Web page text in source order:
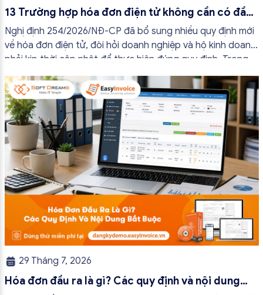
13 Trường hợp hóa đơn điện tử không cần có đầy
đủ nội dung từ 01/7/2026
Nghị định 254/2026/NĐ-CP đã bổ sung nhiều quy định mới
về hóa đơn điện tử, đòi hỏi doanh nghiệp và hộ kinh doanh
phải kịp thời cập nhật để thực hiện đúng quy định. Trong
bài viết này, hóa đơn điện tử EasyInvoice sẽ chia sẻ 13
trường hợp hóa đơn điện tử không cần […]
29 Tháng 7, 2026
Hóa đơn đầu ra là gì? Các quy định và nội dung